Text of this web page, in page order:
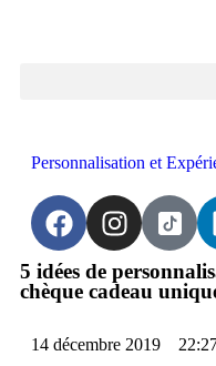
Personnalisation et
5 idées de
chèque cadeau
14 décembre 2019